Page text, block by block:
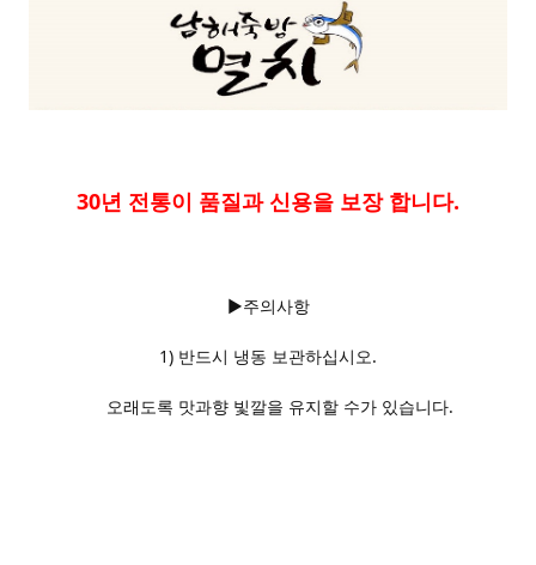
30년 전통이 품질과 신용을 보장 합니다.
▶주의사항
1) 반드시 냉동 보관하십시오.
오래도록 맛과향 빛깔을 유지할 수가 있습니다.